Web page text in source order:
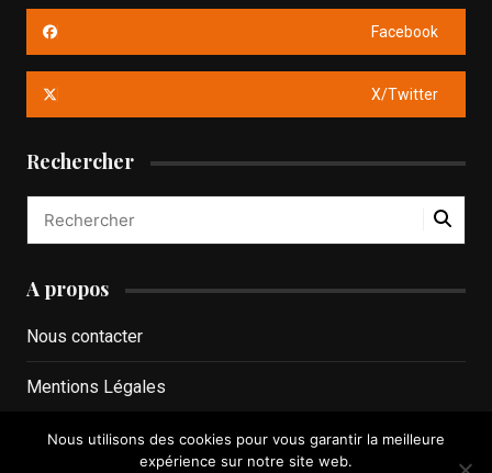
Facebook
X/Twitter
Rechercher
A propos
Nous contacter
Mentions Légales
Politique de confidentialité
Nous utilisons des cookies pour vous garantir la meilleure
expérience sur notre site web.